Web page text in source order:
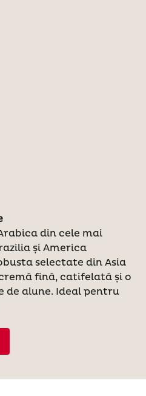
din cele mai
și America
selectate din Asia
fină, catifelată și o
de alune. Ideal pentru